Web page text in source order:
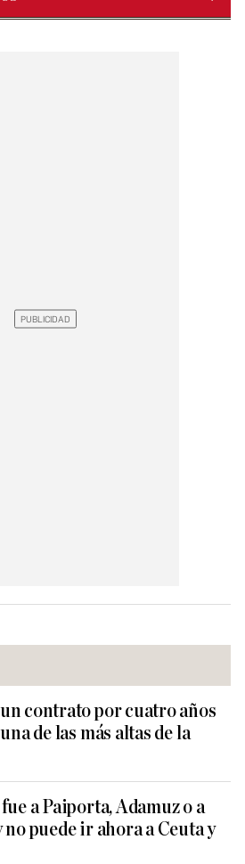
contrato por cuatro años
de las más altas de la
a Paiporta, Adamuz o a
puede ir ahora a Ceuta y